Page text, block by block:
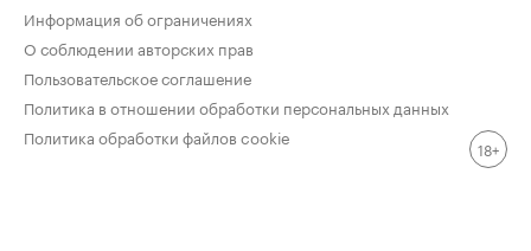
Информация об ограничениях
О соблюдении авторских прав
Пользовательское соглашение
Политика в отношении обработки персональных данных
Политика обработки файлов cookie
18+